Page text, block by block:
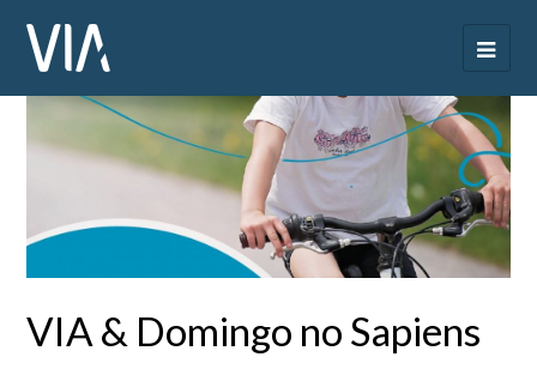
VIA & Domingo no Sapiens